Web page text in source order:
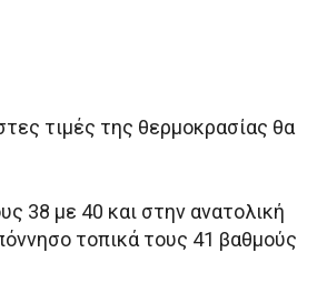
τιμές της θερμοκρασίας θα
38 με 40 και στην ανατολική
τοπικά τους 41 βαθμούς